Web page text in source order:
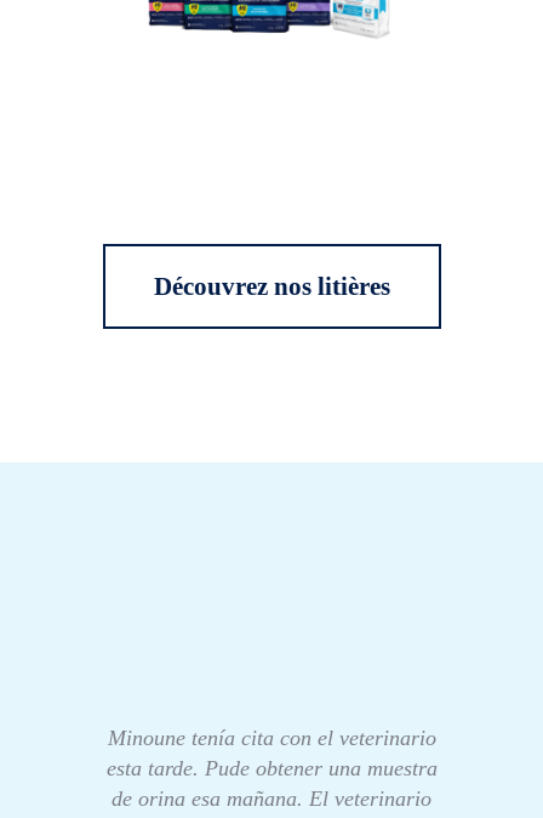
Découvrez nos litières
Minoune tenía cita con el veterinario
esta tarde. Pude obtener una muestra
de orina esa mañana. El veterinario